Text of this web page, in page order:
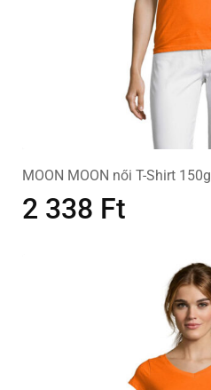
MOON MOON női T-Shirt 150g
2 338 Ft